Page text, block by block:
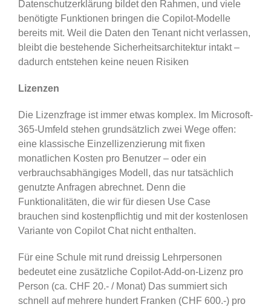
Datenschutzerklärung bildet den Rahmen, und viele
benötigte Funktionen bringen die Copilot-Modelle
bereits mit. Weil die Daten den Tenant nicht verlassen,
bleibt die bestehende Sicherheitsarchitektur intakt –
dadurch entstehen keine neuen Risiken
Lizenzen
Die Lizenzfrage ist immer etwas komplex. Im Microsoft-
365-Umfeld stehen grundsätzlich zwei Wege offen:
eine klassische Einzellizenzierung mit fixen
monatlichen Kosten pro Benutzer – oder ein
verbrauchsabhängiges Modell, das nur tatsächlich
genutzte Anfragen abrechnet. Denn die
Funktionalitäten, die wir für diesen Use Case
brauchen sind kostenpflichtig und mit der kostenlosen
Variante von Copilot Chat nicht enthalten.
Für eine Schule mit rund dreissig Lehrpersonen
bedeutet eine zusätzliche Copilot-Add-on-Lizenz pro
Person (ca. CHF 20.- / Monat) Das summiert sich
schnell auf mehrere hundert Franken (CHF 600.-) pro